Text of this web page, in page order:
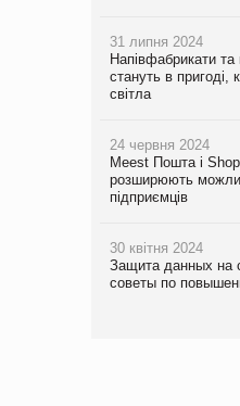
31 липня 2024
Напівфабрикати та
стануть в пригоді,
світла
24 червня 2024
Meest Пошта і
розширюють
підприємців
30 квітня 2024
Защита данных на
советы по